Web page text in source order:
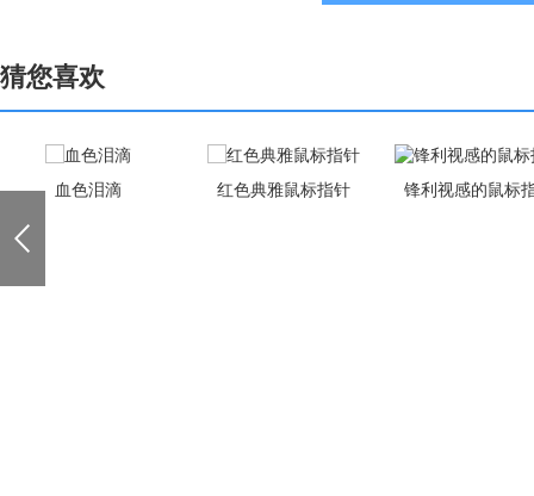
猜您喜欢
血色泪滴 红色典雅鼠标指针 锋利视感的鼠标